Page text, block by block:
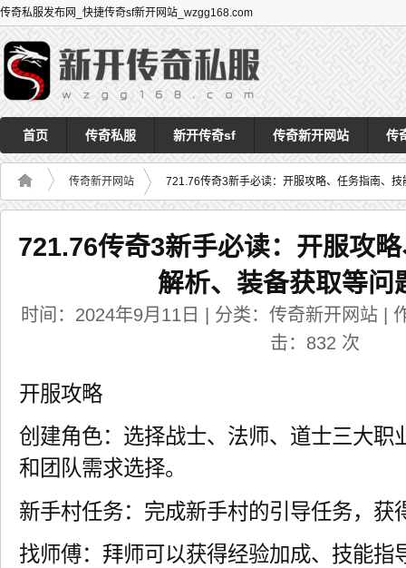
传奇私服发布网_快捷传奇sf新开网站_wzgg168.com
首页 传奇私服 新开传奇sf 传奇新开网站 传
传奇新开网站 721.76传奇3新手必读：开服攻略、任务指南、
721.76传奇3新手必读：开服攻
解析、装备获取等问
时间：2024年9月11日 | 分类：传奇新开网站 |
击： 832 次
开服攻略
创建角色：选择战士、法师、道士三大职
和团队需求选择。
新手村任务：完成新手村的引导任务，获
找师傅：拜师可以获得经验加成、技能指